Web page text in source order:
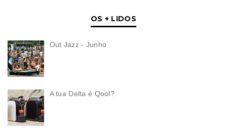
OS + LIDOS
Out Jazz - Junho
A tua Delta é Qool?